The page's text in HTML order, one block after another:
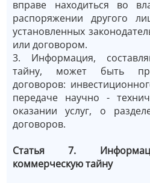
вправе находиться во
распоряжении другого
установленных
или договором.
3. Информация,
тайну, может быть
договоров:
передаче научно -
оказании услуг, о
договоров.
Статья 7.
коммерческую тайну